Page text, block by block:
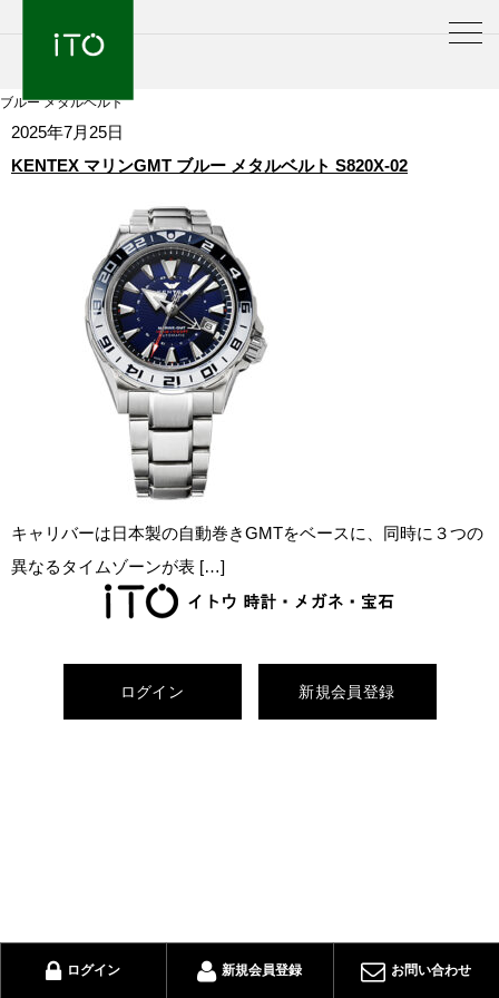
ブルー メタルベルト
2025年7月25日
KENTEX マリンGMT ブルー メタルベルト S820X-02
キャリバーは日本製の自動巻きGMTをベースに、同時に３つの
異なるタイムゾーンが表 […]
ログイン 新規会員登録
ログイン 新規会員登録 お問い合わせ